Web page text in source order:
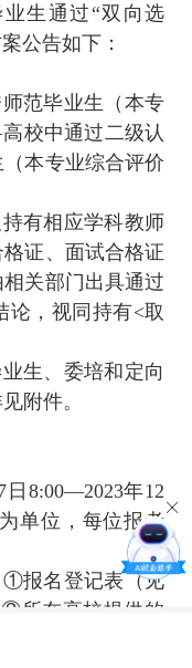
生通过“双向选
公告如下：
范毕业生（本专
校中通过二级认
本专业综合评价
有相应学科教师
证、面试合格证
关部门出具通过
论，视同持有<取
生、委培和定向
附件。
日8:00—2023年12
单位，每位报考
①报名登记表（见
所在高校提供的
合评价前30%的